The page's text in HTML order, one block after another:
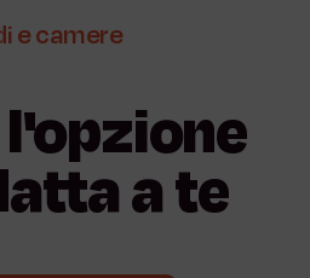
ecamere
l'opzione
ate